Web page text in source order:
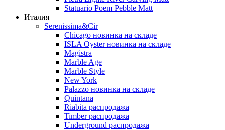
Statuario Poem Pebble Matt
Италия
Serenissima&Cir
Chicago новинка на складе
ISLA Oyster новинка на складе
Magistra
Marble Age
Marble Style
New York
Palazzo новинка на складе
Quintana
Riabita распродажа
Timber распродажа
Underground распродажа